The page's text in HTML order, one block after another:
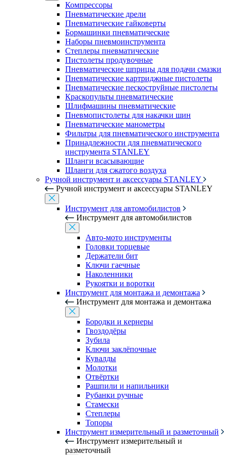
Компрессоры
Пневматические дрели
Пневматические гайковерты
Бормашинки пневматические
Наборы пневмоинструмента
Степлеры пневматические
Пистолеты продувочные
Пневматические шприцы для подачи смазки
Пневматические картриджные пистолеты
Пневматические пескоструйные пистолеты
Краскопульты пневматические
Шлифмашины пневматические
Пневмопистолеты для накачки шин
Пневматические манометры
Фильтры для пневматического инструмента
Принадлежности для пневматического
инструмента STANLEY
Шланги всасывающие
Шланги для сжатого воздуха
Ручной инструмент и аксессуары STANLEY
Ручной инструмент и аксессуары STANLEY
Инструмент для автомобилистов
Инструмент для автомобилистов
Авто-мото инструменты
Головки торцевые
Держатели бит
Ключи гаечные
Наколенники
Рукоятки и воротки
Инструмент для монтажа и демонтажа
Инструмент для монтажа и демонтажа
Бородки и кернеры
Гвоздодёры
Зубила
Ключи заклёпочные
Кувалды
Молотки
Отвёртки
Рашпили и напильники
Рубанки ручные
Стамески
Степлеры
Топоры
Инструмент измерительный и разметочный
Инструмент измерительный и
разметочный